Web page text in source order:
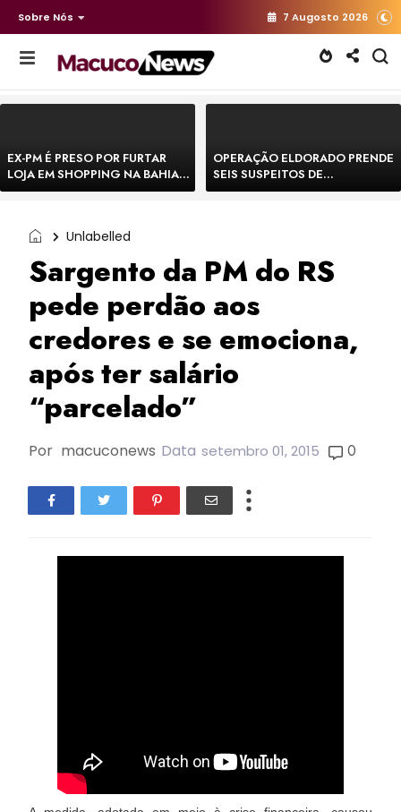
Sobre Nós 7 Augosto 2026
EX-PM É PRESO POR FURTAR
LOJA EM SHOPPING NA BAHIA E
ESCAPA CORRENDO DE
OPERAÇÃO ELDORADO PRENDE
SEIS SUSPEITOS DE
MOVIMENTAR R$ 25 MILHÕES
Unlabelled
Sargento da PM do RS
pede perdão aos
credores e se emociona,
após ter salário
“parcelado”
Por macuconews Data setembro 01, 2015 0